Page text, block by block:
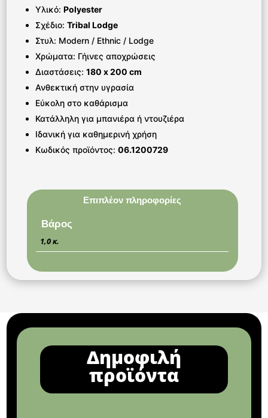
Υλικό:Polyester
Σχέδιο:Tribal Lodge
Στυλ: Modern / Ethnic / Lodge
Χρώματα: Γήινες αποχρώσεις
Διαστάσεις:180 x 200 cm
Ανθεκτική στην υγρασία
Εύκολη στο καθάρισμα
Κατάλληλη για μπανιέρα ή ντουζιέρα
Ιδανική για καθημερινή χρήση
Κωδικός προϊόντος:06.1200729
Επιπλέον πληροφορίες
Βάρος
1,0 κ.
Δημοφιλή
προϊόντα